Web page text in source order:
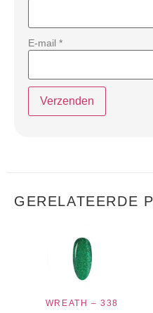
E-mail *
GERELATEERDE
WREATH – 338